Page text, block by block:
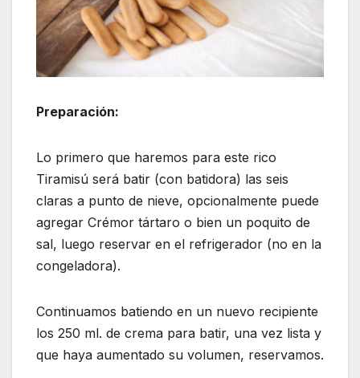
Preparación:
Lo primero que haremos para este rico
Tiramisú será batir (con batidora) las seis
claras a punto de nieve, opcionalmente puede
agregar Crémor tártaro o bien un poquito de
sal, luego reservar en el refrigerador (no en la
congeladora).
Continuamos batiendo en un nuevo recipiente
los 250 ml. de crema para batir, una vez lista y
que haya aumentado su volumen, reservamos.